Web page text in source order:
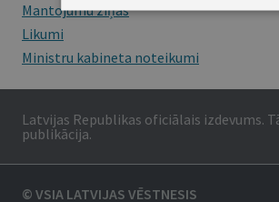
Mantojumu ziņas
Likumi
Ministru kabineta noteikumi
Latvijas Republikas oficiālais izdevums.
publikācija.
© VSIA LATVIJAS VĒSTNESIS